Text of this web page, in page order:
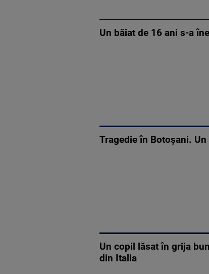
Un băiat de 16 ani s-a
Tragedie în Botoșani.
Un copil lăsat în grija
din Italia